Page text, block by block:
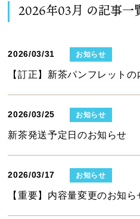
2026年03月 の記事一
2026/03/31 お知らせ
【訂正】新茶パンフレット
2026/03/25 お知らせ
新茶発送予定日のお知らせ
2026/03/17 お知らせ
【重要】内容量変更のお知